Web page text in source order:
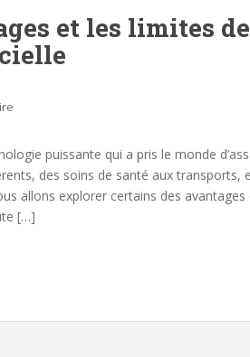
et les limites de
puissante qui a pris le monde
des soins de santé aux transports,
allons explorer certains des
[…]